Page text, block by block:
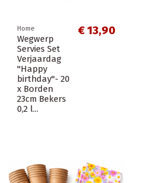
Home
Wegwerp
Servies Set
Verjaardag
"Happy
birthday"- 20
x Borden
23cm Bekers
0,2 l...
€ 13,90